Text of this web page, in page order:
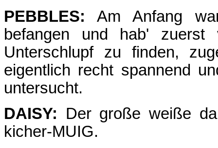
PEBBLES: Am Anfang
befangen und hab'
Unterschlupf zu finden,
eigentlich recht spannend
untersucht.
DAISY: Der große weiße
kicher-MUIG.